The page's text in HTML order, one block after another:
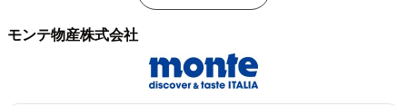
モンテ物産株式会社